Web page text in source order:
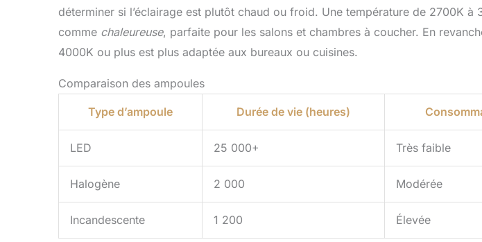
déterminer si l’éclairage est plutôt chaud ou froid. Une température de 2700K à
comme chaleureuse, parfaite pour les salons et chambres à coucher. En
4000K ou plus est plus adaptée aux bureaux ou cuisines.
Comparaison des ampoules
Type d’ampoule Durée de vie (heures)
LED 25 000+ Très faible
Halogène 2 000 Modérée
Incandescente 1 200 Élevée